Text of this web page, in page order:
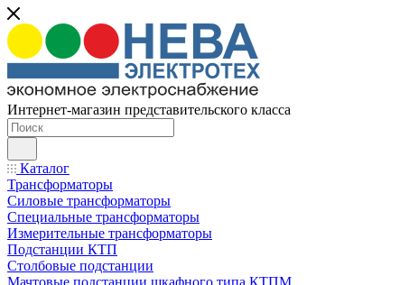
Интернет-магазин представительского класса
Каталог
Трансформаторы
Силовые трансформаторы
Специальные трансформаторы
Измерительные трансформаторы
Подстанции КТП
Столбовые подстанции
Мачтовые подстанции шкафного типа КТПМ